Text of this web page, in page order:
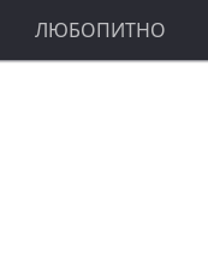
ЛЮБОПИТНО